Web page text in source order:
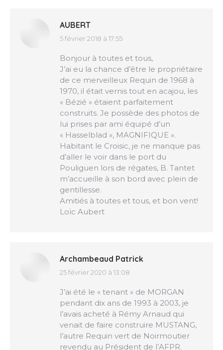
AUBERT
dit
5 février 2018 à 17:55
Bonjour à toutes et tous,
J’ai eu la chance d’être le propriétaire
de ce merveilleux Requin de 1968 à
1970, il était vernis tout en acajou, les
« Bézié » étaient parfaitement
construits. Je possède des photos de
lui prises par ami équipé d’un
« Hasselblad », MAGNIFIQUE ».
Habitant le Croisic, je ne manque pas
d’aller le voir dans le port du
Pouliguen lors de régates, B. Tantet
m’accueille à son bord avec plein de
gentillesse.
Amitiés à toutes et tous, et bon vent!
Loïc Aubert
Archambeaud Patrick
dit
25 février 2020 à 13:08
J’ai été le « tenant » de MORGAN
pendant dix ans de 1993 à 2003, je
l’avais acheté à Rémy Arnaud qui
venait de faire construire MUSTANG,
l’autre Requin vert de Noirmoutier
revendu au Président de l’AFPR.